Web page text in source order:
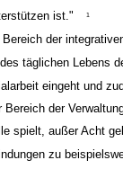
ist."
1
der
täglichen Lebens
eingeht und
der
spielt, außer Acht
zu